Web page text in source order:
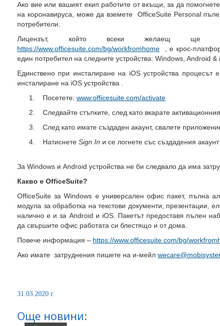
Ако вие или вашият екип работите от вкъщи, за да
на коронавируса, може да вземете OfficeSuite Personal
потребители.
Лицензът, който всеки желаещ ще
https://www.officesuite.com/bg/workfromhome , е крос-
един потребител на следните устройства: Windows, Android &
Единствено при инсталиране на iOS устройства
инсталиране на iOS устройства .
1. Посетете: www.officesuite.com/activate
2. Следвайте стъпките, след като вкарате
3. След като имате създаден акаунт, свалете
4. Натиснете Sign In и се логнете със създадения
За Windows и Android устройства не би следвало да има
Какво е OfficeSuite?
OfficeSuite за Windows е универсален офис пакет, пълна
модула за обработка на текстови документи, презентации,
налично е и за Android и iOS. Пакетът предоставя пълен
да свършите офис работата си блестящо и от дома.
Повече информация – https://www.officesuite.com/bg/
Ако имате затруднения пишете на и-мейл
31.03.2020 г.
Още новини: